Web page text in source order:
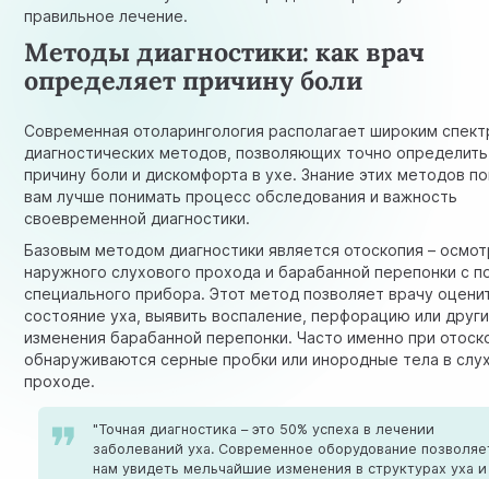
правильное лечение.
Методы диагностики: как врач
определяет причину боли
Современная отоларингология располагает широким
диагностических методов, позволяющих точно определить
причину боли и дискомфорта в ухе. Знание этих методов
вам лучше понимать процесс обследования и важность
своевременной диагностики.
Базовым методом диагностики является отоскопия –
наружного слухового прохода и барабанной перепонки с
специального прибора. Этот метод позволяет врачу
состояние уха, выявить воспаление, перфорацию или
изменения барабанной перепонки. Часто именно при
обнаруживаются серные пробки или инородные тела в
проходе.
"Точная диагностика – это 50% успеха в лечении
заболеваний уха. Современное оборудование
нам увидеть мельчайшие изменения в структурах уха и